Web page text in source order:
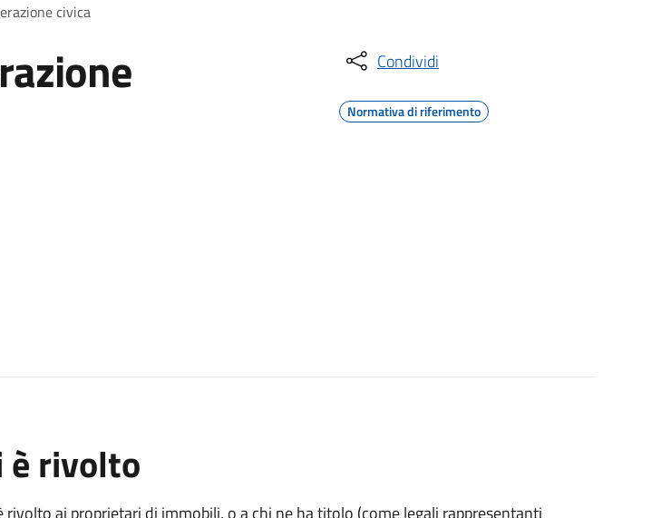
civica
Condividi
Normativa di riferimento
è rivolto
rivolto ai proprietari di immobili, o a chi ne ha titolo (come legali rappresentanti